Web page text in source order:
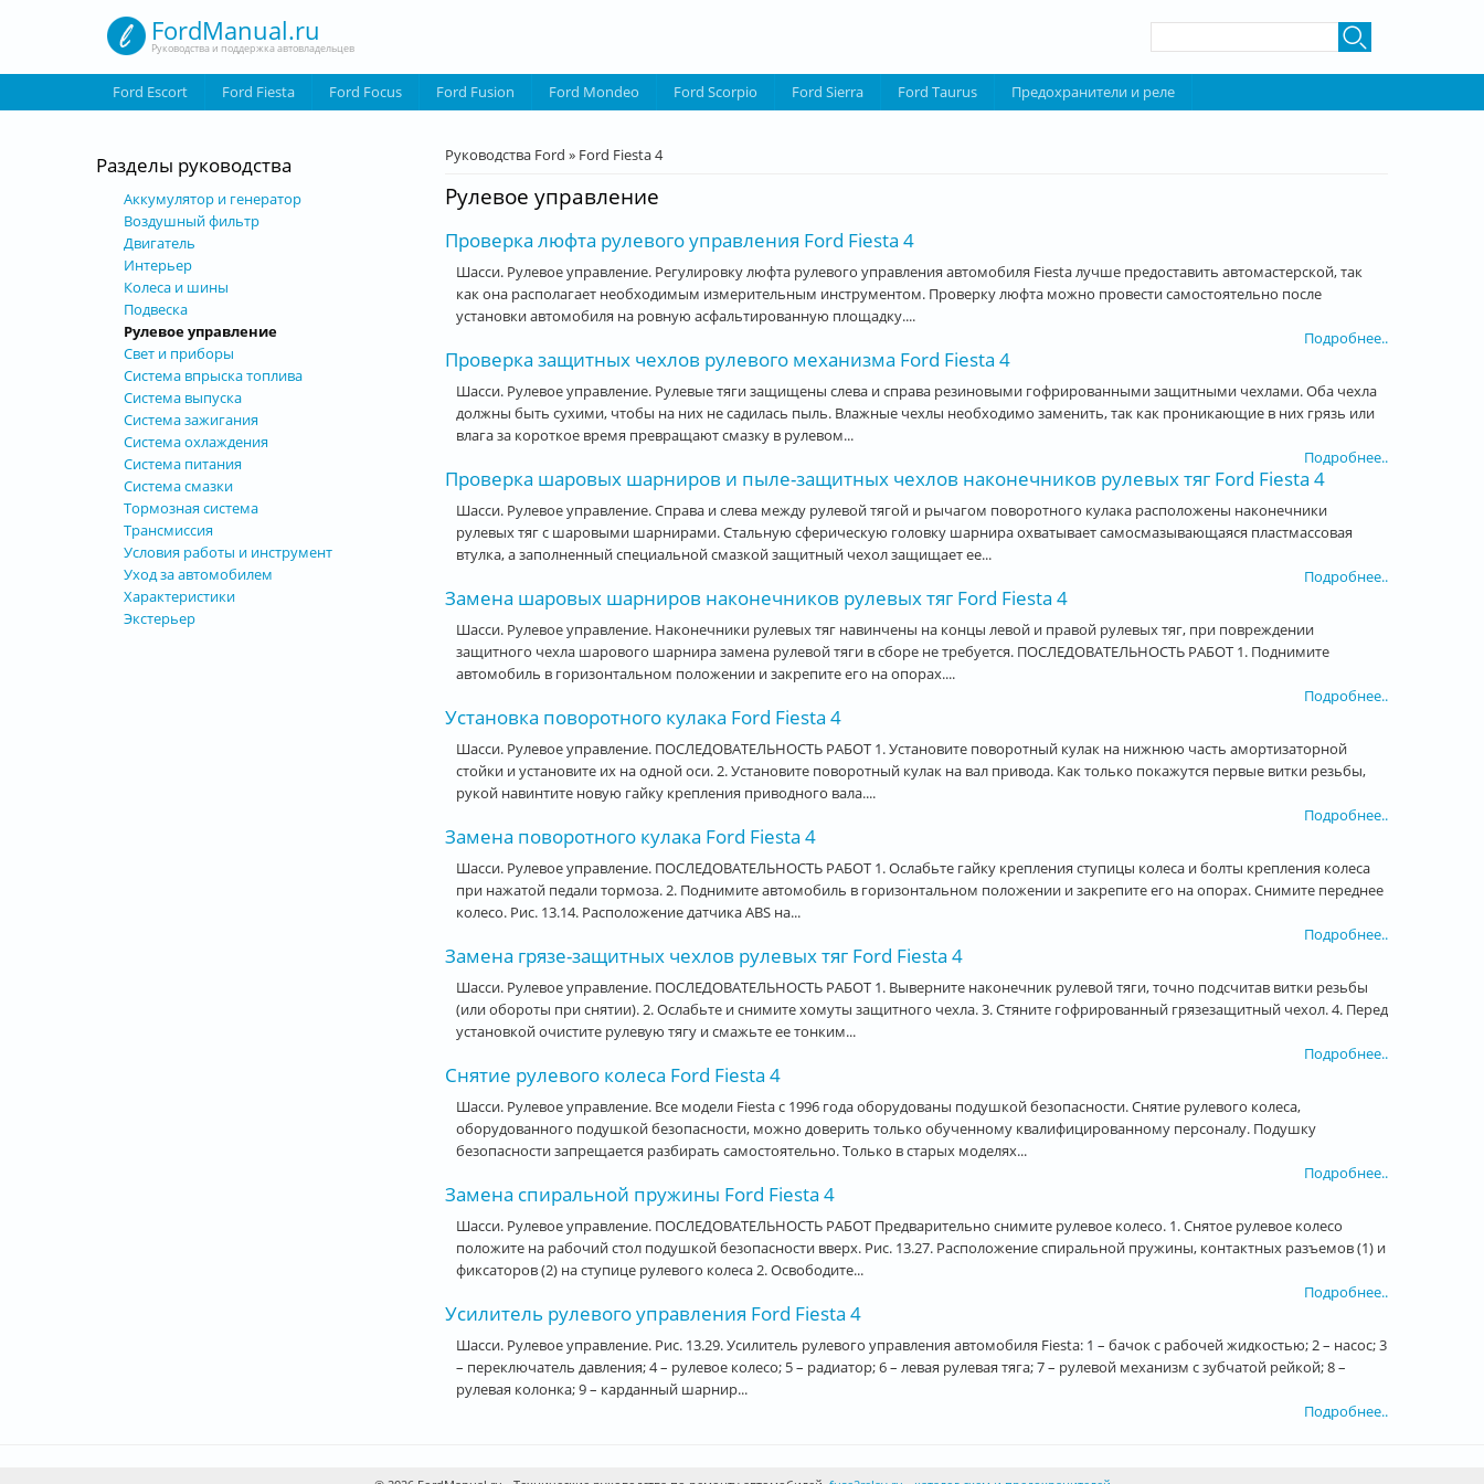
FordManual.ru
Руководства и поддержка автовладельцев
Ford Escort Ford Fiesta Ford Focus Ford Fusion Ford Mondeo Ford Scorpio Ford Sierra Ford Taurus Предохранители и реле
Вы здесь
Руководства Ford » Ford Fiesta 4
Рулевое управление
Проверка люфта рулевого управления Ford Fiesta 4
Шасси. Рулевое управление. Регулировку люфта рулевого управления автомобиля Fiesta лучше предоставить автомастерской, так
как она располагает необходимым измерительным инструментом. Проверку люфта можно провести самостоятельно после
установки автомобиля на ровную асфальтированную площадку....
Подробнее..
Проверка защитных чехлов рулевого механизма Ford Fiesta 4
Шасси. Рулевое управление. Рулевые тяги защищены слева и справа резиновыми гофрированными защитными чехлами. Оба чехла
должны быть сухими, чтобы на них не садилась пыль. Влажные чехлы необходимо заменить, так как проникающие в них грязь или
влага за короткое время превращают смазку в рулевом...
Подробнее..
Проверка шаровых шарниров и пыле-защитных чехлов наконечников рулевых тяг Ford Fiesta 4
Шасси. Рулевое управление. Справа и слева между рулевой тягой и рычагом поворотного кулака расположены наконечники
рулевых тяг с шаровыми шарнирами. Стальную сферическую головку шарнира охватывает самосмазывающаяся пластмассовая
втулка, а заполненный специальной смазкой защитный чехол защищает ее...
Подробнее..
Замена шаровых шарниров наконечников рулевых тяг Ford Fiesta 4
Шасси. Рулевое управление. Наконечники рулевых тяг навинчены на концы левой и правой рулевых тяг, при повреждении
защитного чехла шарового шарнира замена рулевой тяги в сборе не требуется. ПОСЛЕДОВАТЕЛЬНОСТЬ РАБОТ 1. Поднимите
автомобиль в горизонтальном положении и закрепите его на опорах....
Подробнее..
Установка поворотного кулака Ford Fiesta 4
Шасси. Рулевое управление. ПОСЛЕДОВАТЕЛЬНОСТЬ РАБОТ 1. Установите поворотный кулак на нижнюю часть амортизаторной
стойки и установите их на одной оси. 2. Установите поворотный кулак на вал привода. Как только покажутся первые витки резьбы,
рукой навинтите новую гайку крепления приводного вала....
Подробнее..
Замена поворотного кулака Ford Fiesta 4
Шасси. Рулевое управление. ПОСЛЕДОВАТЕЛЬНОСТЬ РАБОТ 1. Ослабьте гайку крепления ступицы колеса и болты крепления колеса
при нажатой педали тормоза. 2. Поднимите автомобиль в горизонтальном положении и закрепите его на опорах. Снимите переднее
колесо. Рис. 13.14. Расположение датчика ABS на...
Подробнее..
Замена грязе-защитных чехлов рулевых тяг Ford Fiesta 4
Шасси. Рулевое управление. ПОСЛЕДОВАТЕЛЬНОСТЬ РАБОТ 1. Выверните наконечник рулевой тяги, точно подсчитав витки резьбы
(или обороты при снятии). 2. Ослабьте и снимите хомуты защитного чехла. 3. Стяните гофрированный грязезащитный чехол. 4. Перед
установкой очистите рулевую тягу и смажьте ее тонким...
Подробнее..
Снятие рулевого колеса Ford Fiesta 4
Шасси. Рулевое управление. Все модели Fiesta с 1996 года оборудованы подушкой безопасности. Снятие рулевого колеса,
оборудованного подушкой безопасности, можно доверить только обученному квалифицированному персоналу. Подушку
безопасности запрещается разбирать самостоятельно. Только в старых моделях...
Подробнее..
Замена спиральной пружины Ford Fiesta 4
Шасси. Рулевое управление. ПОСЛЕДОВАТЕЛЬНОСТЬ РАБОТ Предварительно снимите рулевое колесо. 1. Снятое рулевое колесо
положите на рабочий стол подушкой безопасности вверх. Рис. 13.27. Расположение спиральной пружины, контактных разъемов (1) и
фиксаторов (2) на ступице рулевого колеса 2. Освободите...
Подробнее..
Усилитель рулевого управления Ford Fiesta 4
Шасси. Рулевое управление. Рис. 13.29. Усилитель рулевого управления автомобиля Fiesta: 1 – бачок с рабочей жидкостью; 2 – насос; 3
– переключатель давления; 4 – рулевое колесо; 5 – радиатор; 6 – левая рулевая тяга; 7 – рулевой механизм с зубчатой рейкой; 8 –
рулевая колонка; 9 – карданный шарнир...
Подробнее..
Разделы руководства
Аккумулятор и генератор
Воздушный фильтр
Двигатель
Интерьер
Колеса и шины
Подвеска
Рулевое управление
Свет и приборы
Система впрыска топлива
Система выпуска
Система зажигания
Система охлаждения
Система питания
Система смазки
Тормозная система
Трансмиссия
Условия работы и инструмент
Уход за автомобилем
Характеристики
Экстерьер